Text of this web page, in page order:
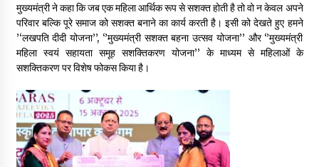
मुख्यमंत्री ने कहा कि जब एक महिला आर्थिक रूप से सशक्त होती है तो वो न केवल अपने
परिवार बल्कि पूरे समाज को सशक्त बनाने का कार्य करती है। इसी को देखते हुए हमने
’‘लखपति दीदी योजना’’, ‘’मुख्यमंत्री सशक्त बहना उत्सव योजना’’ और ‘’मुख्यमंत्री
महिला स्वयं सहायता समूह सशक्तिकरण योजना’’ के माध्यम से महिलाओं के
सशक्तिकरण पर विशेष फोकस किया है।